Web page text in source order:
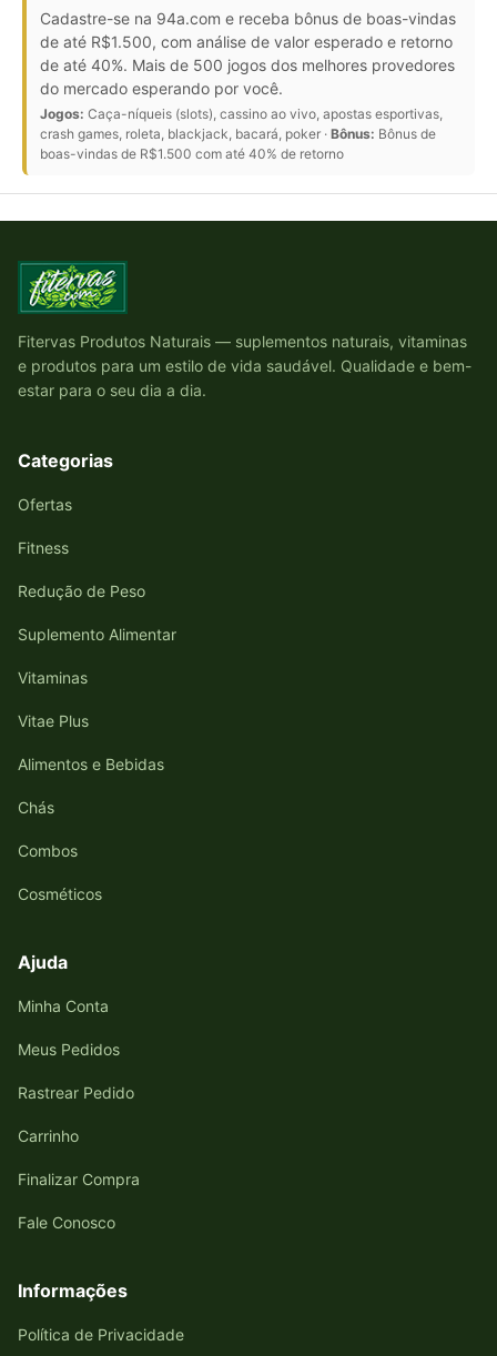
Cadastre-se na 94a.com e receba bônus de boas-vindas
de até R$1.500, com análise de valor esperado e retorno
de até 40%. Mais de 500 jogos dos melhores provedores
do mercado esperando por você.
Jogos: Caça-níqueis (slots), cassino ao vivo, apostas esportivas,
crash games, roleta, blackjack, bacará, poker · Bônus: Bônus de
boas-vindas de R$1.500 com até 40% de retorno
Fitervas Produtos Naturais — suplementos naturais, vitaminas
e produtos para um estilo de vida saudável. Qualidade e bem-
estar para o seu dia a dia.
Categorias
Ofertas
Fitness
Redução de Peso
Suplemento Alimentar
Vitaminas
Vitae Plus
Alimentos e Bebidas
Chás
Combos
Cosméticos
Ajuda
Minha Conta
Meus Pedidos
Rastrear Pedido
Carrinho
Finalizar Compra
Fale Conosco
Informações
Política de Privacidade